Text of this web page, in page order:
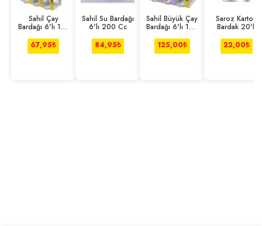
Sahil Çay
Bardağı 6'lı 110
67,95₺
Sahil Su Bardağı
6'lı 200 Cc
84,95₺
Sahil Büyük Çay
Bardağı 6'lı 165
125,00₺
Saroz Karton
Bardak 20'li
22,00₺